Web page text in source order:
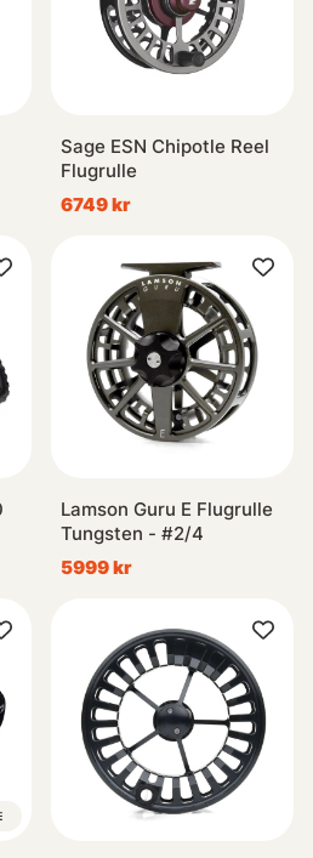
Sage ESN Chipotle Reel
Flugrulle
6749 kr
Lamson Guru E Flugrulle
Tungsten - #2/4
5999 kr